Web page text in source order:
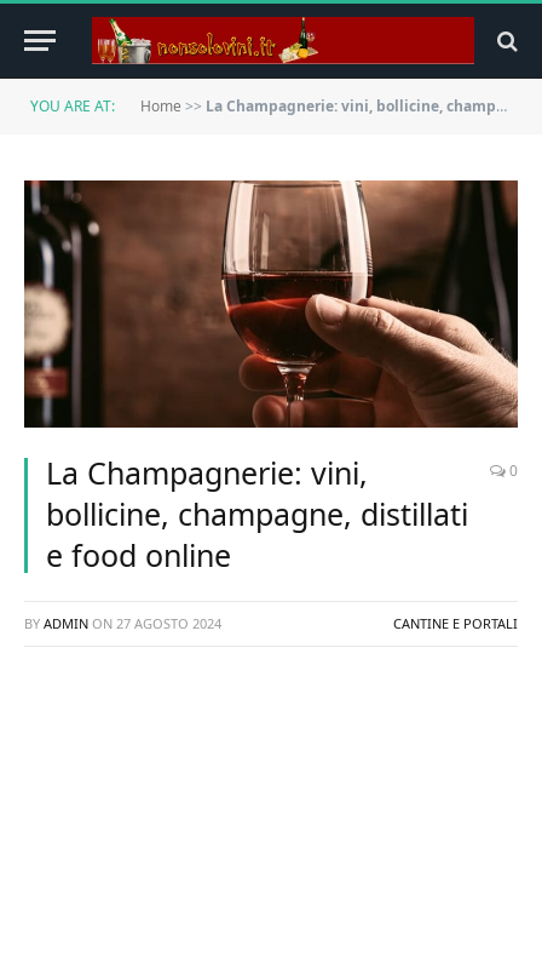
YOU ARE AT: Home >> La Champagnerie: vini, bollicine, champagne, distillati e food online
La Champagnerie: vini,
bollicine, champagne, distillati
e food online
0
BY ADMIN ON 27 AGOSTO 2024 CANTINE E PORTALI